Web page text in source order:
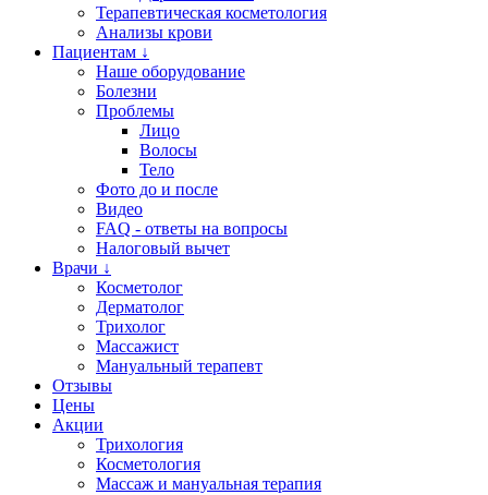
Терапевтическая косметология
Анализы крови
Пациентам ↓
Наше оборудование
Болезни
Проблемы
Лицо
Волосы
Тело
Фото до и после
Видео
FAQ - ответы на вопросы
Налоговый вычет
Врачи ↓
Косметолог
Дерматолог
Трихолог
Массажист
Мануальный терапевт
Отзывы
Цены
Акции
Трихология
Косметология
Массаж и мануальная терапия